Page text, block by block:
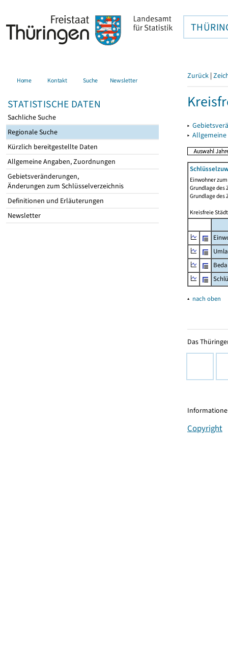
Home Kontakt Suche Newsletter
STATISTISCHE DATEN
Sachliche Suche
Regionale Suche
Kürzlich bereitgestellte Daten
Allgemeine Angaben, Zuordnungen
Gebietsveränderungen,
Änderungen zum Schlüsselverzeichnis
Definitionen und Erläuterungen
Newsletter
Zurück |
▸
▸
Einwohner
Grundlage des
Grundlage des
Kreisfreie
▴ nach oben
Das
Copyright